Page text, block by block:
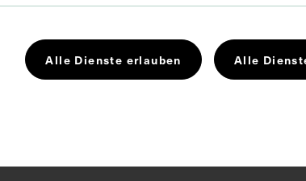
Die Fotografie wurde von Ludwig
Berufsbezeichnung als Internist notiert.
Alle Dienste erlauben Alle